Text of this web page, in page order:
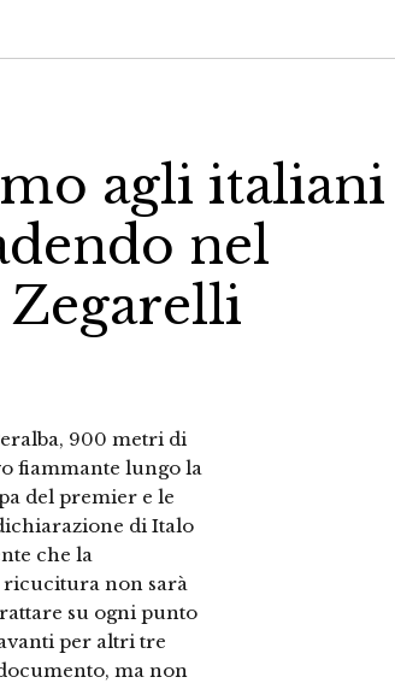
agli italiani
nel
Zegarelli
900 metri di
fiammante lungo la
del premier e le
di Italo
che la
ricucitura non sarà
su ogni punto
per altri tre
ma non